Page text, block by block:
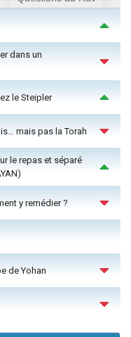
dans un
le Steipler
mais pas la Torah
le repas et séparé
y remédier ?
de Yohan